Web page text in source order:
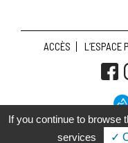
ACCÈS L’ESPACE
CONDITIONS
If you continue to browse
services
✓